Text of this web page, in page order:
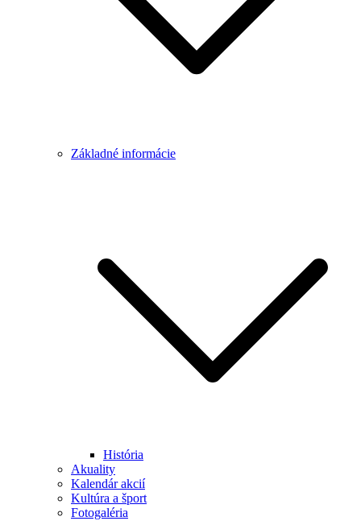
Základné informácie
História
Akuality
Kalendár akcií
Kultúra a šport
Fotogaléria